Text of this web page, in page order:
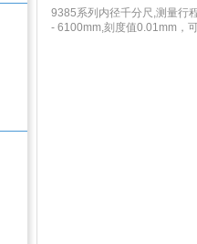
9385系列内径千分尺,测量行
- 6100mm,刻度值0.01mm，